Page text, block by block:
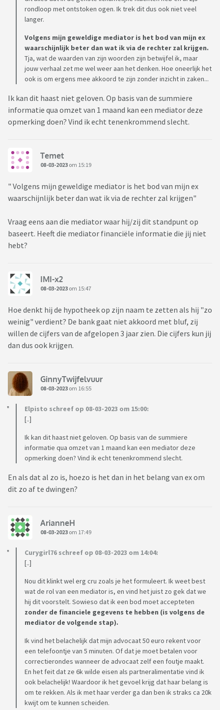
buffer bij tegenvallers. Nu heb ik niets meer. Al mijn geld is
opgegaan aan de dubbele lasten, mijn advocaat en mijn
bij mijn moeder. Zowel mijn ex en de mediator betwijfelen of
ik mijn moeder daadwerkelijk hoef terug te betalen (zodra ik
ben uitgekocht doe ik dat. Ik heb immers ook een zus).
onderhandelen wanneer alle cijfers op tafel liggen met
bewijslast. Ik snap best dat zijn inkomen variabel is, maar dit
zou toch een % van de omzet moeten zijn (mijn ex denkt
rekening. Mijn ex kan dus ook geen antwoord geven op de
vraag wat zijn inkomen is). Mijn ex liegt volgens mij. Zijn
ik het bewijs wilde zien was het ineens 6k. Het feit dat mijn
ex steeds de belastingaangiftes uitstelt en zijn
mij kunnen we de schulden min of meer tegen elkaar
wegstrepen. Dan gaat het nu nog om de partneralimentatie
en partnerpensioen, het resterende inboedel verdelen, en
achteruitgaat qua salaris. Als dat echt zo is waarom gaat hij
dan 2x op wintersport in 8 weken tijd?
Ik hoop dat jullie mij een beetje kunnen helpen op basis van
jullie ervaringen of meningen. Dank in ieder geval voor het
lezen van mijn bericht en jullie tijd!
Curlygal
rondloop met ontstoken ogen. Ik trek dit dus ook niet veel
langer.
Volgens mijn geweldige mediator is het bod van mijn ex
waarschijnlijk beter dan wat ik via de rechter zal krijgen.
Tja, wat de waarden van zijn woorden zijn betwijfel ik, maar
jouw verhaal zet me wel weer aan het denken. Hoe oneerlijk het
ook is om ergens mee akkoord te zijn zonder inzicht in zaken...
Ik kan dit haast niet geloven. Op basis van de summiere
informatie qua omzet van 1 maand kan een mediator deze
opmerking doen? Vind ik echt tenenkrommend slecht.
Temet
08-03-2023 om 15:19
" Volgens mijn geweldige mediator is het bod van mijn ex
waarschijnlijk beter dan wat ik via de rechter zal krijgen"
Vraag eens aan die mediator waar hij/zij dit standpunt op
baseert. Heeft die mediator financiële informatie die jij niet
hebt?
IMI-x2
08-03-2023 om 15:47
Hoe denkt hij de hypotheek op zijn naam te zetten als hij "zo
weinig" verdient? De bank gaat niet akkoord met bluf, zij
willen de cijfers van de afgelopen 3 jaar zien. Die cijfers kun jij
dan dus ook krijgen.
GinnyTwijfelvuur
08-03-2023 om 16:55
Elpisto schreef op 08-03-2023 om 15:00:
[..]
Ik kan dit haast niet geloven. Op basis van de summiere
informatie qua omzet van 1 maand kan een mediator deze
opmerking doen? Vind ik echt tenenkrommend slecht.
En als dat al zo is, hoezo is het dan in het belang van ex om
dit zo af te dwingen?
ArianneH
08-03-2023 om 17:49
Curygirl76 schreef op 08-03-2023 om 14:04:
[..]
Nou dit klinkt wel erg cru zoals je het formuleert. Ik weet best
wat de rol van een mediator is, en vind het juist zo gek dat we
hij dit voorstelt. Sowieso dat ik een bod moet accepteten
zonder de financiele gegevens te hebben (is volgens de
mediator de volgende stap).
Ik vind het belachelijk dat mijn advocaat 50 euro rekent voor
een telefoontje van 5 minuten. Of dat je moet betalen voor
correctierondes wanneer de advocaat zelf een foutje maakt.
En het feit dat ze 6k wilde eisen als partneralimentatie vind ik
ook belachelijk! Waardoor ik het gevoel krijg dat haar belang is
om te rekken. Als ik met haar verder ga dan ben ik straks ca 20k
kwijt om te kunnen scheiden.